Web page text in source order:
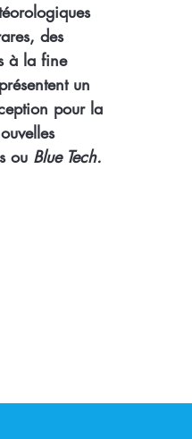
des
à la fine
un
pour la
ou Blue Tech.